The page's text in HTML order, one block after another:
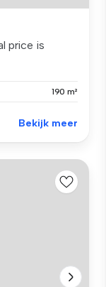
price is
190 m²
Bekijk meer